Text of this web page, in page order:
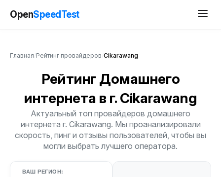
OpenSpeedTest
Главная Рейтинг провайдеров Cikarawang
Рейтинг Домашнего
интернета в г. Cikarawang
Актуальный топ провайдеров домашнего
интернета г. Cikarawang. Мы проанализировали
скорость, пинг и отзывы пользователей, чтобы вы
могли выбрать лучшего оператора.
ВАШ РЕГИОН: